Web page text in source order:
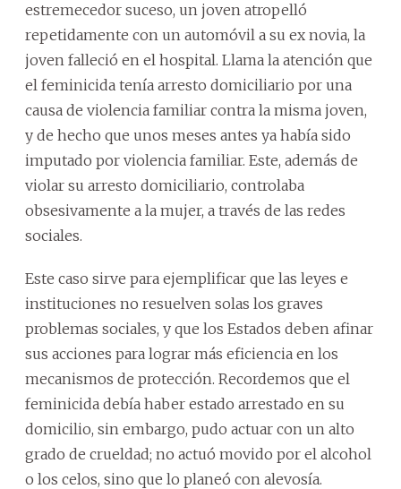
estremecedor suceso, un joven atropelló
repetidamente con un automóvil a su ex novia, la
joven falleció en el hospital. Llama la atención que
el feminicida tenía arresto domiciliario por una
causa de violencia familiar contra la misma joven,
y de hecho que unos meses antes ya había sido
imputado por violencia familiar. Este, además de
violar su arresto domiciliario, controlaba
obsesivamente a la mujer, a través de las redes
sociales.
Este caso sirve para ejemplificar que las leyes e
instituciones no resuelven solas los graves
problemas sociales, y que los Estados deben afinar
sus acciones para lograr más eficiencia en los
mecanismos de protección. Recordemos que el
feminicida debía haber estado arrestado en su
domicilio, sin embargo, pudo actuar con un alto
grado de crueldad; no actuó movido por el alcohol
o los celos, sino que lo planeó con alevosía.